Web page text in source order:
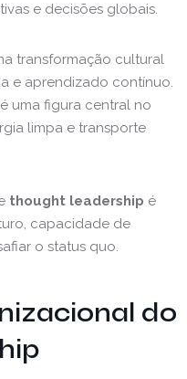
e decisões globais.
transformação cultural
e aprendizado contínuo.
uma figura central no
limpa e transporte
thought leadership é
capacidade de
o status quo.
do